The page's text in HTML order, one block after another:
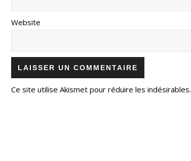
Website
Ce site utilise Akismet pour réduire les indésirables.